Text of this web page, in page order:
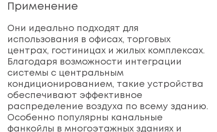
Применение
Они идеально подходят для
использования в офисах, торговых
центрах, гостиницах и жилых комплексах.
Благодаря возможности интеграции
системы с центральным
кондиционированием, такие устройства
обеспечивают эффективное
распределение воздуха по всему зданию.
Особенно популярны канальные
фанкойлы в многоэтажных зданиях и